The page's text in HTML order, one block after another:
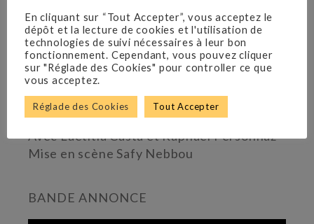
Ingmar Bergman
Théâtre de l’Œuvre
Du 5 février au 30 avril 2017
Adaptation de Jacques Fieschi et Safy
Nebbou
Avec Laetitia Casta et Raphaël Personnaz
Mise en scène Safy Nebbou
BANDE ANNONCE
En cliquant sur “Tout Accepter”, vous acceptez le
dépôt et la lecture de cookies et l'utilisation de
technologies de suivi nécessaires à leur bon
fonctionnement. Cependant, vous pouvez cliquer
sur "Réglade des Cookies" pour controller ce que
vous acceptez.
Réglade des Cookies Tout Accepter